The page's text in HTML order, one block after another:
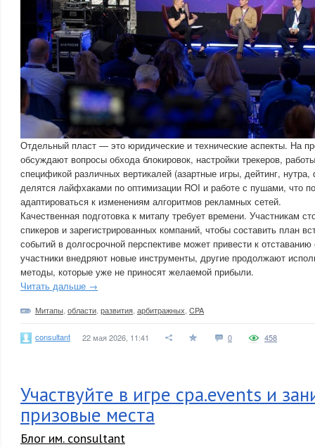
Отдельный пласт — это юридические и технические аспекты. На
обсуждают вопросы обхода блокировок, настройки трекеров,
спецификой различных вертикалей (азартные игры, дейтинг,
делятся лайфхаками по оптимизации ROI и работе с пушами, что
адаптироваться к изменениям алгоритмов рекламных сетей.
Качественная подготовка к митапу требует времени. Участникам
спикеров и зарегистрированных компаний, чтобы составить план
событий в долгосрочной перспективе может привести к
участники внедряют новые инструменты, другие продолжают
методы, которые уже не приносят желаемой прибыли.
Читать дальше →
Митапы области развития арбитражных CPA
consultant 22 мая 2026, 11:41 0 458
Участвуйте в игре cpa.events и
призовые места
Блог им. consultant